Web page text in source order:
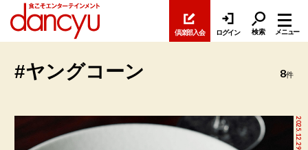
倶楽部入会 ログイン 検索 メニュー
#ヤングコーン 8件
2025.12.29